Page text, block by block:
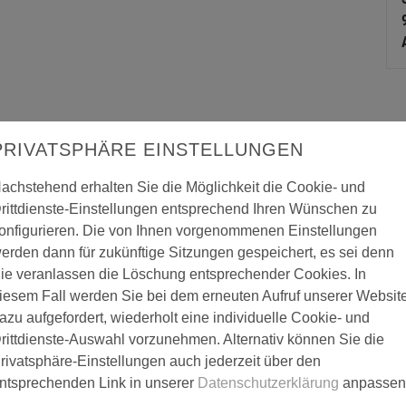
mit Sackmangel für Duomax 9000
von airlessverarbeitbaren Fertigspachtelmassen aus PE-Beuteln.
EINSTELLUNGEN
erhalten Sie die Möglichkeit die Cookie- und
Einstellungen entsprechend Ihren Wünschen zu
Die von Ihnen vorgenommenen Einstellungen
dann für zukünftige Sitzungen gespeichert, es sei denn
veranlassen die Löschung entsprechender Cookies. In
Fall werden Sie bei dem erneuten Aufruf unserer
aufgefordert, wiederholt eine individuelle Cookie- und
Auswahl vorzunehmen. Alternativ können Sie die
Einstellungen auch jederzeit über den
Link in unserer Datenschutzerklärung